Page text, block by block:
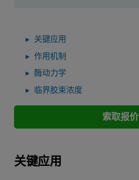
关键应用
作用机制
酶动力学
临界胶束浓度
索取报价
关键应用